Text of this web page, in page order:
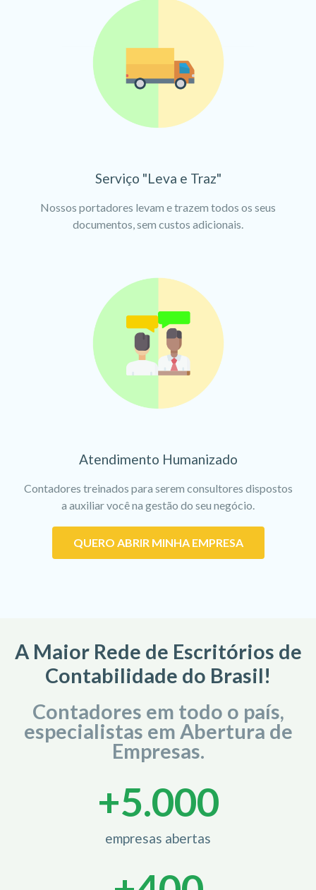
Serviço "Leva e Traz"
Nossos portadores levam e trazem todos os seus
documentos, sem custos adicionais.
Atendimento Humanizado
Contadores treinados para serem consultores dispostos
a auxiliar você na gestão do seu negócio.
QUERO ABRIR MINHA EMPRESA
A Maior Rede de Escritórios de
Contabilidade do Brasil!
Contadores em todo o país,
especialistas em Abertura de
Empresas.
empresas abertas
+5.000